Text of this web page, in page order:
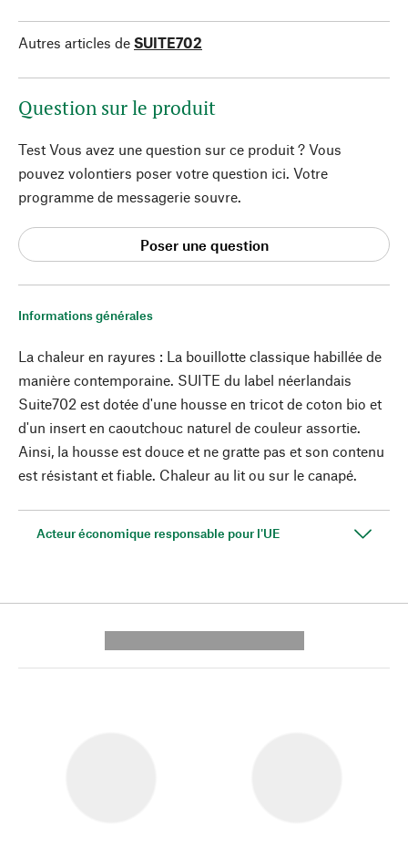
Informations générales
La chaleur en rayures : La bouillotte classique habillée de
manière contemporaine. SUITE du label néerlandais
Suite702 est dotée d'une housse en tricot de coton bio et
d'un insert en caoutchouc naturel de couleur assortie.
Ainsi, la housse est douce et ne gratte pas et son contenu
est résistant et fiable. Chaleur au lit ou sur le canapé.
Acteur économique responsable pour l'UE
Autres articles de SUITE702
Question sur le produit
Test Vous avez une question sur ce produit ? Vous
pouvez volontiers poser votre question ici. Votre
programme de messagerie souvre.
Poser une question